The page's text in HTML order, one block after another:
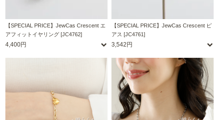
【SPECIAL PRICE】JewCas Crescent エ
アフィットイヤリング [JC4762]
4,400円
【SPECIAL PRICE】JewCas Crescent ピ
アス [JC4761]
3,542円